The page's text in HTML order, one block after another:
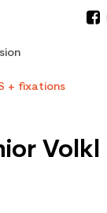
+ fixations
Volkl